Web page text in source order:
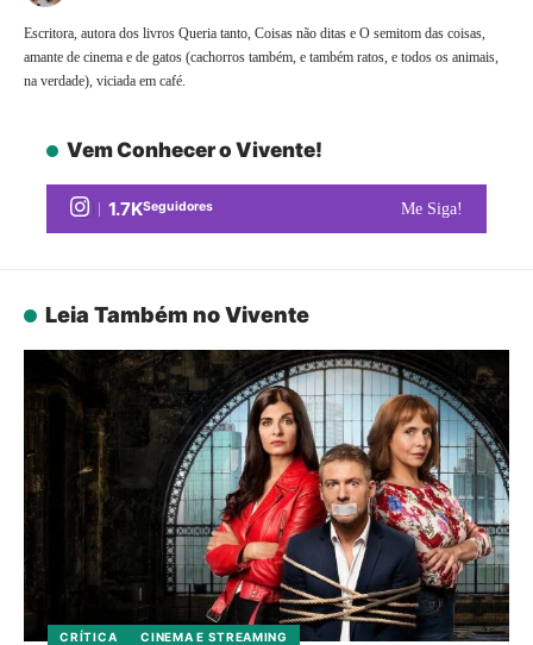
Escritora, autora dos livros Queria tanto, Coisas não ditas e O semitom das coisas,
amante de cinema e de gatos (cachorros também, e também ratos, e todos os animais,
na verdade), viciada em café.
Vem Conhecer o Vivente!
1.7KSeguidores Me Siga!
Leia Também no Vivente
CRÍTICA CINEMA E STREAMING